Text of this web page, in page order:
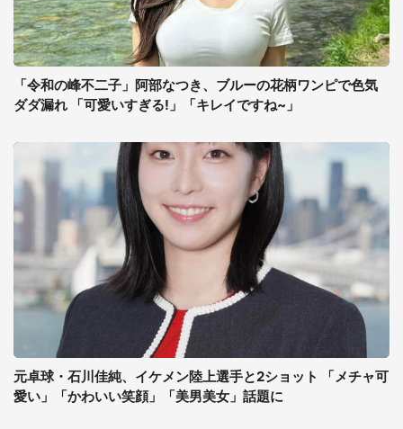
「令和の峰不二子」阿部なつき、ブルーの花柄ワンピで色気
ダダ漏れ 「可愛いすぎる!」「キレイですね~」
元卓球・石川佳純、イケメン陸上選手と2ショット 「メチャ可
愛い」「かわいい笑顔」「美男美女」話題に